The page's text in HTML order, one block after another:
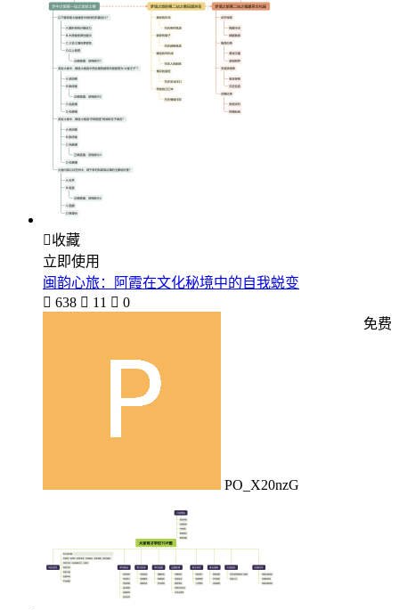
收藏
立即使用
闽韵心旅：阿霞在文化秘境中的自我蜕变
 638  11  0
PO_X20nzG
免费